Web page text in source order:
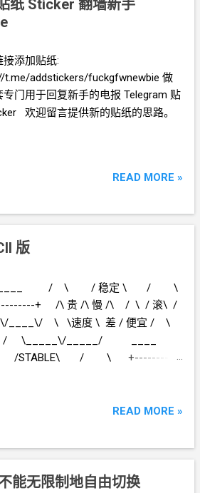
纸 Sticker 翻墙新手
接添加贴纸:
t.me/addstickers/fuckgfwnewbie 做
专门用于回复新手的电报 Telegram 贴
欢迎留言提供新的贴纸的思路。
READ MORE »
版
/ \ / 稳定 \ / \
+ /\ 贵 /\ 慢 /\ / \ / 滚\ /
\ \速度 \ 差 / 便宜 / \
\_____\/_____/ ____
/ \ +----------
CHEAP/ \ \ / /
READ MORE »
能无限制地自由切换